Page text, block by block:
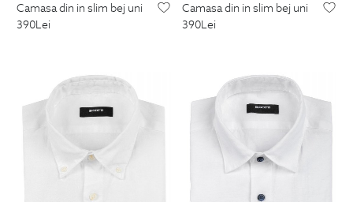
camasa din in slim bej uni
390Lei
camasa din in slim bej uni
390Lei